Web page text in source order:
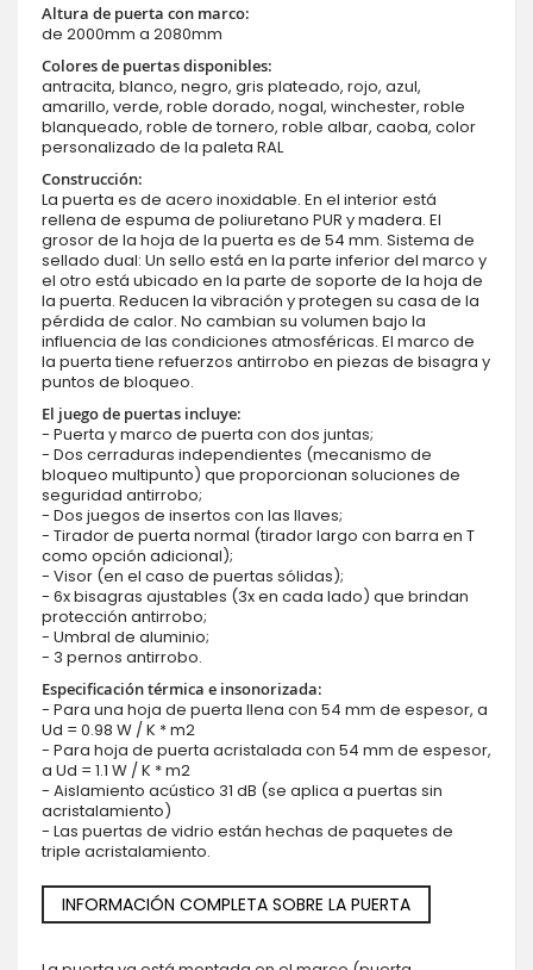
Altura de puerta con marco:
de 2000mm a 2080mm
Colores de puertas disponibles:
antracita, blanco, negro, gris plateado, rojo, azul,
amarillo, verde, roble dorado, nogal, winchester, roble
blanqueado, roble de tornero, roble albar, caoba, color
personalizado de la paleta RAL
Construcción:
La puerta es de acero inoxidable. En el interior está
rellena de espuma de poliuretano PUR y madera. El
grosor de la hoja de la puerta es de 54 mm. Sistema de
sellado dual: Un sello está en la parte inferior del marco y
el otro está ubicado en la parte de soporte de la hoja de
la puerta. Reducen la vibración y protegen su casa de la
pérdida de calor. No cambian su volumen bajo la
influencia de las condiciones atmosféricas. El marco de
la puerta tiene refuerzos antirrobo en piezas de bisagra y
puntos de bloqueo.
El juego de puertas incluye:
- Puerta y marco de puerta con dos juntas;
- Dos cerraduras independientes (mecanismo de
bloqueo multipunto) que proporcionan soluciones de
seguridad antirrobo;
- Dos juegos de insertos con las llaves;
- Tirador de puerta normal (tirador largo con barra en T
como opción adicional);
- Visor (en el caso de puertas sólidas);
- 6x bisagras ajustables (3x en cada lado) que brindan
protección antirrobo;
- Umbral de aluminio;
- 3 pernos antirrobo.
Especificación térmica e insonorizada:
- Para una hoja de puerta llena con 54 mm de espesor, a
Ud = 0.98 W / K * m2
- Para hoja de puerta acristalada con 54 mm de espesor,
a Ud = 1.1 W / K * m2
- Aislamiento acústico 31 dB (se aplica a puertas sin
acristalamiento)
- Las puertas de vidrio están hechas de paquetes de
triple acristalamiento.
INFORMACIÓN COMPLETA SOBRE LA PUERTA